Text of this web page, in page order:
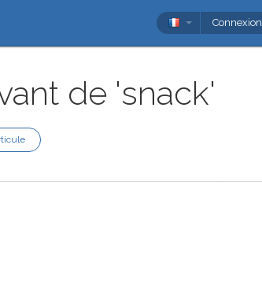
Connexion
de 'snack'